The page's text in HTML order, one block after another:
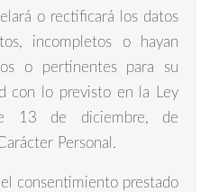
o rectificará los datos
incompletos o hayan
o pertinentes para su
con lo previsto en la Ley
13 de diciembre, de
Personal.
consentimiento prestado